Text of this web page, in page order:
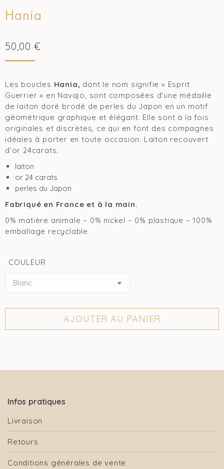
Hania
50,00 €
Les boucles Hania, dont le nom signifie « Esprit
Guerrier » en Navajo, sont composées d’une médaille
de laiton doré brodé de perles du Japon en un motif
géométrique graphique et élégant. Elle sont à la fois
originales et discrètes, ce qui en font des compagnes
idéales à porter en toute occasion. Laiton recouvert
d’or 24carats.
laiton
or 24 carats
perles du Japon
Fabriqué en France et à la main.
0% matière animale – 0% nickel – 0% plastique – 100%
emballage recyclable
COULEUR
AJOUTER AU PANIER
Infos pratiques
Livraison
Retours
Conditions générales de vente